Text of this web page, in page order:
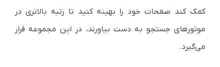
کمک کند صفحات خود را بهینه کنید تا رتبه بالاتری در
موتورهای جستجو به دست بیاورند، در این مجموعه قرار
می‌گیرد.